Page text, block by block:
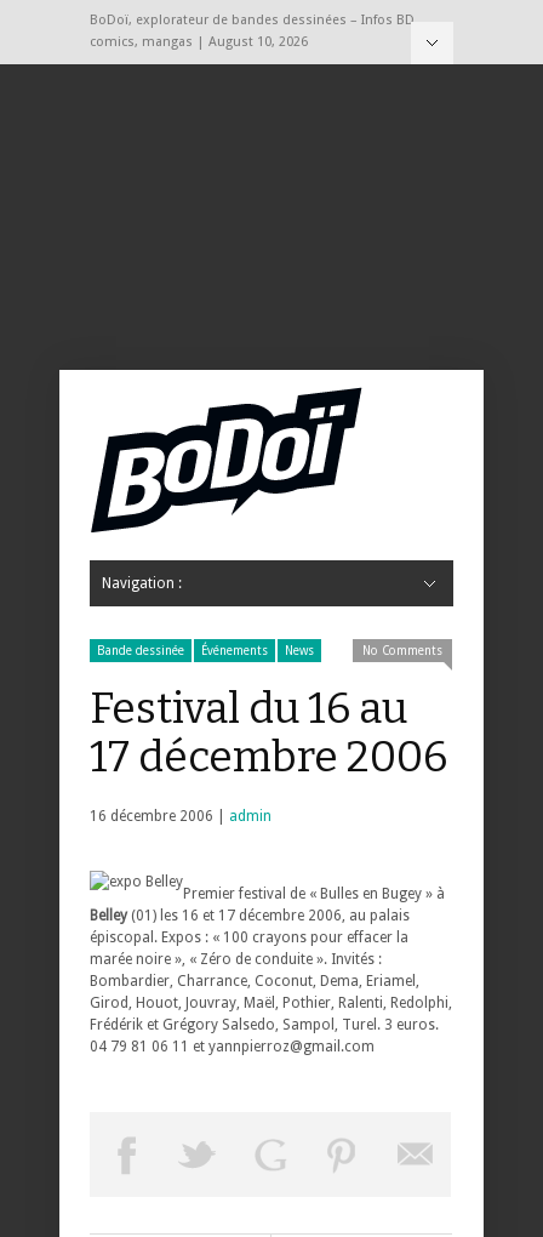
BoDoï, explorateur de bandes dessinées – Infos BD,
comics, mangas | August 10, 2026
Navigation :
Bande dessinée Événements News No Comments
Festival du 16 au
17 décembre 2006
16 décembre 2006 | admin
Premier festival de « Bulles en Bugey » à
Belley(01) les 16 et 17 décembre 2006, au palais
épiscopal. Expos : « 100 crayons pour effacer la
marée noire », « Zéro de conduite ». Invités :
Bombardier, Charrance, Coconut, Dema, Eriamel,
Girod, Houot, Jouvray, Maël, Pothier, Ralenti, Redolphi,
Frédérik et Grégory Salsedo, Sampol, Turel. 3 euros.
04 79 81 06 11 et yannpierroz@gmail.com